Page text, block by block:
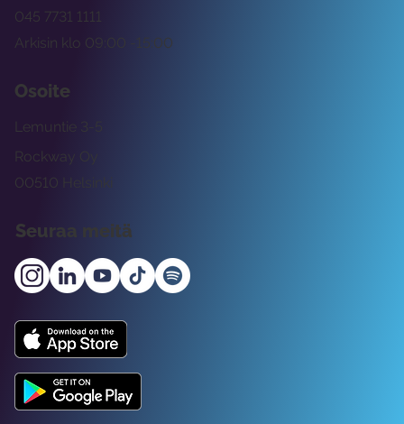
Arkisin klo 09:00 -15:00
045 7731 1111
Osoite
Rockway Oy
Lemuntie 3-5
00510 Helsinki
Seuraa meitä